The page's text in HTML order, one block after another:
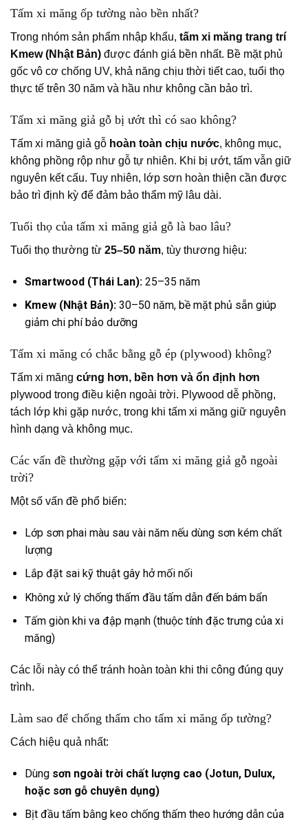
Tấm xi măng ốp tường nào bền nhất?
Trong nhóm sản phẩm nhập khẩu, tấm xi măng trang trí
Kmew (Nhật Bản) được đánh giá bền nhất. Bề mặt phủ
gốc vô cơ chống UV, khả năng chịu thời tiết cao, tuổi thọ
thực tế trên 30 năm và hầu như không cần bảo trì.
Tấm xi măng giả gỗ bị ướt thì có sao không?
Tấm xi măng giả gỗ hoàn toàn chịu nước, không mục,
không phồng rộp như gỗ tự nhiên. Khi bị ướt, tấm vẫn giữ
nguyên kết cấu. Tuy nhiên, lớp sơn hoàn thiện cần được
bảo trì định kỳ để đảm bảo thẩm mỹ lâu dài.
Tuổi thọ của tấm xi măng giả gỗ là bao lâu?
Tuổi thọ thường từ 25–50 năm, tùy thương hiệu:
Smartwood (Thái Lan):25–35 năm
Kmew (Nhật Bản):30–50 năm, bề mặt phủ sẵn giúp
giảm chi phí bảo dưỡng
Tấm xi măng có chắc bằng gỗ ép (plywood) không?
Tấm xi măng cứng hơn, bền hơn và ổn định hơn
plywood trong điều kiện ngoài trời. Plywood dễ phồng,
tách lớp khi gặp nước, trong khi tấm xi măng giữ nguyên
hình dạng và không mục.
Các vấn đề thường gặp với tấm xi măng giả gỗ ngoài
trời?
Một số vấn đề phổ biến:
Lớp sơn phai màu sau vài năm nếu dùng sơn kém chất
lượng
Lắp đặt sai kỹ thuật gây hở mối nối
Không xử lý chống thấm đầu tấm dẫn đến bám bẩn
Tấm giòn khi va đập mạnh (thuộc tính đặc trưng của xi
măng)
Các lỗi này có thể tránh hoàn toàn khi thi công đúng quy
trình.
Làm sao để chống thấm cho tấm xi măng ốp tường?
Cách hiệu quả nhất:
Dùng sơn ngoài trời chất lượng cao (Jotun, Dulux,
hoặc sơn gỗ chuyên dụng)
Bịt đầu tấm bằng keo chống thấm theo hướng dẫn của